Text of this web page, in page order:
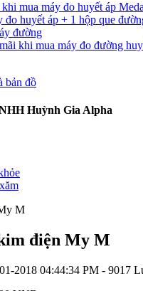
mua máy đo huyết áp
đo huyết áp + 1 hộp que
đường
khi mua máy đo đường
bản đồ
Huỳnh Gia Alpha
điện My M
2018 04:44:34 PM - 9017